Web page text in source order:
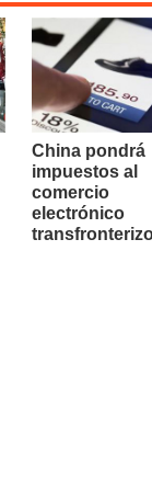
China pondrá
impuestos al
comercio
electrónico